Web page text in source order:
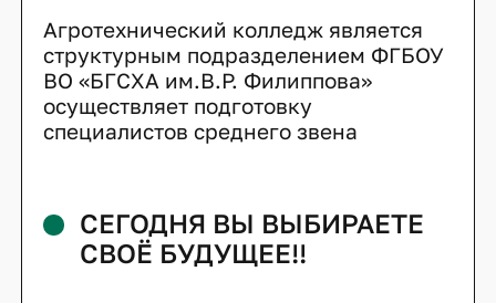
Агротехнический колледж является
структурным подразделением ФГБОУ
ВО «БГСХА им.В.Р. Филиппова»
осуществляет подготовку
специалистов среднего звена
СЕГОДНЯ ВЫ ВЫБИРАЕТЕ
СВОЁ БУДУЩЕЕ!!